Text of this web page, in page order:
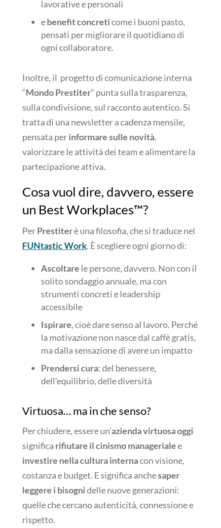
lavorative e personali
ebenefit concreticome i buoni pasto,
pensati per migliorare il quotidiano di
ogni collaboratore.
Inoltre, il progetto di comunicazione interna
“Mondo Prestiter” punta sulla trasparenza,
sulla condivisione, sul racconto autentico. Si
tratta di una newsletter a cadenza mensile,
pensata perinformare sulle novità,
valorizzare le attività dei team e alimentare la
partecipazione attiva.
Cosa vuol dire, davvero, essere
un Best Workplaces™?
PerPrestiterè una filosofia, che si traduce nel
FUNtastic Work. È scegliere ogni giorno di:
Ascoltare le persone, davvero. Non con il
solito sondaggio annuale, ma con
strumenti concreti e leadership
accessibile
Ispirare, cioè dare senso al lavoro. Perché
la motivazione non nasce dal caffè gratis,
ma dalla sensazione di avere un impatto
Prendersi cura: del benessere,
dell’equilibrio, delle diversità
Virtuosa… ma in che senso?
Per chiudere, essere un’azienda virtuosa oggi
significa rifiutare il cinismo managerialee
investire nella cultura internacon visione,
costanza e budget. E significa anchesaper
leggere i bisognidelle nuove generazioni:
quelle che cercano autenticità, connessione e
rispetto.